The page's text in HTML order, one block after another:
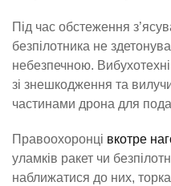
Під час обстеження
безпілотника не
небезпечною.
зі знешкодження та
частинами дрона для
Правоохоронці вкотре
уламків ракет чи
наближатися до них,